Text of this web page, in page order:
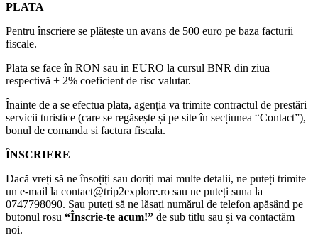
PLATA
Pentru înscriere se plătește un avans de 500 euro pe baza facturii
fiscale.
Plata se face în RON sau in EURO la cursul BNR din ziua
respectivă + 2% coeficient de risc valutar.
Înainte de a se efectua plata, agenția va trimite contractul de prestări
servicii turistice (care se regăsește și pe site în secțiunea “Contact”),
bonul de comanda si factura fiscala.
ÎNSCRIERE
Dacă vreți să ne însoțiți sau doriți mai multe detalii, ne puteți trimite
un e-mail la contact@trip2explore.ro sau ne puteți suna la
0747798090. Sau puteți să ne lăsați numărul de telefon apăsând pe
butonul rosu “Înscrie-te acum!” de sub titlu sau și va contactăm
noi.